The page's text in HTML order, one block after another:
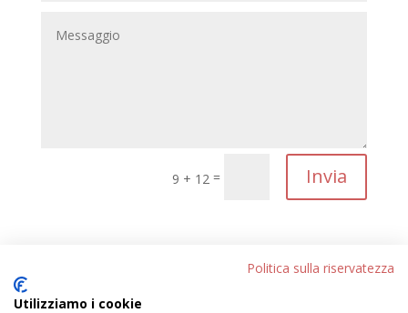
9 + 12 = Invia
leggi tutto
Politica sulla riservatezza
Utilizziamo i cookie